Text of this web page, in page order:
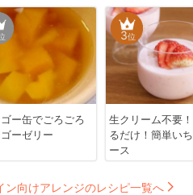
ー缶でごろごろ
ーゼリー
3位
生クリーム不要
るだけ！簡単い
ース
ン向けアレンジのレシピ一覧へ